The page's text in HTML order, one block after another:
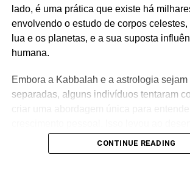
lado, é uma prática que existe há
envolvendo o estudo de corpos celestes,
lua e os planetas, e a sua suposta
humana.
Embora a Kabbalah e a astrologia
separadas, alguns indivíduos tentaram
astrologia cabalística, que incorpora
nos ensinamentos da Cabala.
CONTINUE READING